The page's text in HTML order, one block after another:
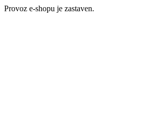
Provoz e-shopu je zastaven.